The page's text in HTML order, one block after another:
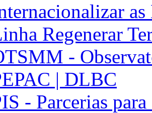
Regenerar
-
| DLBC
- Parcerias